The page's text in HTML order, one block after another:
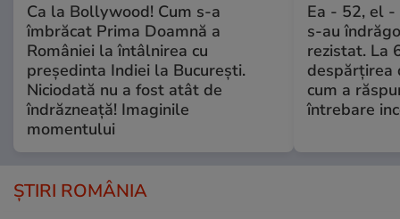
Ca la Bollywood! Cum s-a
îmbrăcat Prima Doamnă a
României la întâlnirea cu
președinta Indiei la București.
Niciodată nu a fost atât de
îndrăzneață! Imaginile
momentului
Ea - 52, el -
s-au
rezistat. La
despărțirea
cum a
întrebare
ȘTIRI ROMÂNIA